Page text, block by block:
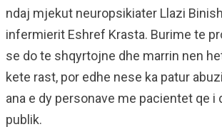
ndaj mjekut neuropsikiater Llazi
infermierit Eshref Krasta. Burime te
se do te shqyrtojne dhe marrin nen
kete rast, por edhe nese ka patur
ana e dy personave me pacientet qe
publik.